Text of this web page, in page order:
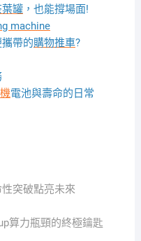
罐，也能撐場面!
machine
帶的購物推車?
電池與壽命的日常
突破點亮未來
算力瓶頸的終極鑰匙